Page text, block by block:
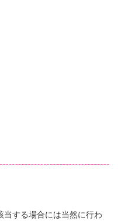
する場合には当然に行わ